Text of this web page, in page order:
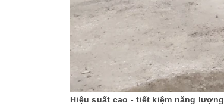
Hiệu suất cao - tiết kiệm năng lượng